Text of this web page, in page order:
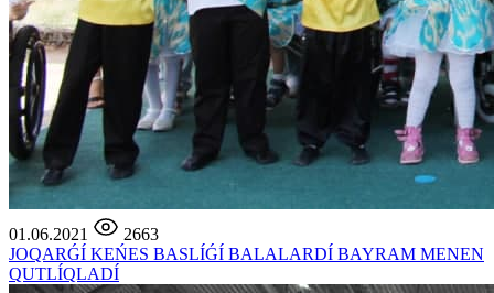
01.06.2021
2663
JOQARǴÍ KEŃES BASLÍǴÍ BALALARDÍ BAYRAM MENEN
QUTLÍQLADÍ